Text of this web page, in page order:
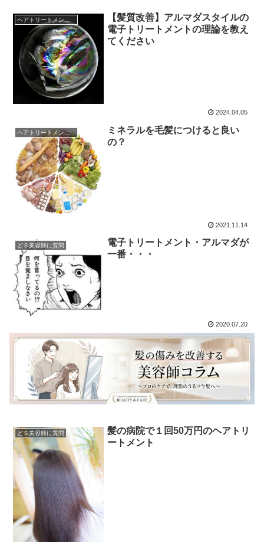
ヘアトリートメントの真実
【髪質改善】アルマダスタイルの
電子トリートメントの理論を教え
てください
2024.04.05
ヘアトリートメントの真実
ミネラルを毛髪につけると良い
の？
2021.11.14
どＳ美容師に質問
電子トリートメント・アルマダが
一番・・・
2020.07.20
どＳ美容師に質問
髪の病院で１回50万円のヘアトリ
ートメント